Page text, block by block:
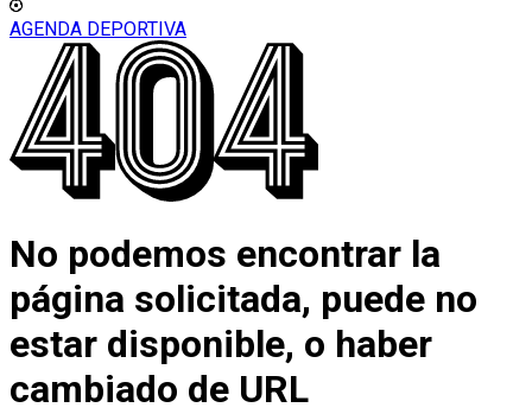
AGENDA DEPORTIVA
No podemos encontrar la
página solicitada, puede no
estar disponible, o haber
cambiado de URL